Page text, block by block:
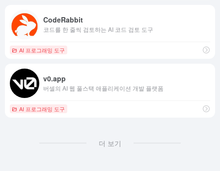
CodeRabbit
코드를 한 줄씩 검토하는 AI 코드 검토 도구
AI 프로그래밍 도구
v0.app
버셀의 AI 웹 풀스택 애플리케이션 개발 플랫폼
AI 프로그래밍 도구
더 보기